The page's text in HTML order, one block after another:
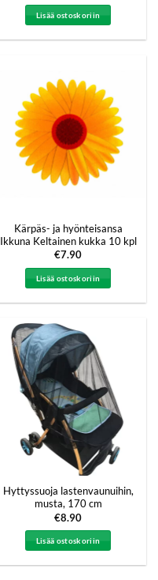
Lisää ostoskoriin
Kärpäs- ja hyönteisansa
Ikkuna Keltainen kukka 10 kpl
€7.90
Lisää ostoskoriin
Hyttyssuoja lastenvaunuihin,
musta, 170 cm
€8.90
Lisää ostoskoriin